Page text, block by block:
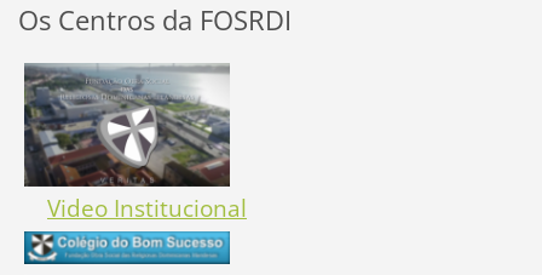
Os Centros da FOSRDI
Video Institucional